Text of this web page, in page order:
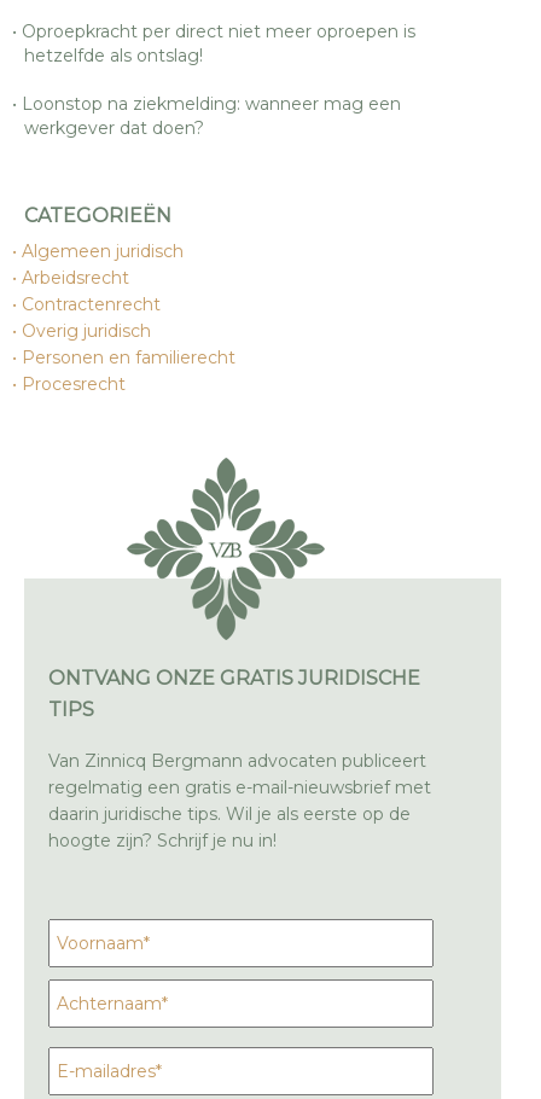
Oproepkracht per direct niet meer oproepen is
hetzelfde als ontslag!
Loonstop na ziekmelding: wanneer mag een
werkgever dat doen?
CATEGORIEËN
Algemeen juridisch
Arbeidsrecht
Contractenrecht
Overig juridisch
Personen en familierecht
Procesrecht
ONTVANG ONZE GRATIS JURIDISCHE
TIPS
Van Zinnicq Bergmann advocaten publiceert
regelmatig een gratis e-mail-nieuwsbrief met
daarin juridische tips. Wil je als eerste op de
hoogte zijn? Schrijf je nu in!